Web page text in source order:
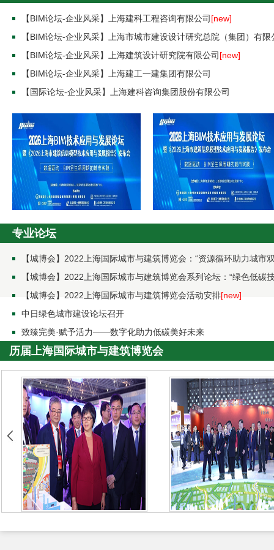
【BIM论坛-企业风采】上海建科工程咨询有限公司 [new]
【BIM论坛-企业风采】上海市城市建设设计研究总院（集团）有限
【BIM论坛-企业风采】上海建筑设计研究院有限公司 [new]
【BIM论坛-企业风采】上海建工一建集团有限公司
【国际论坛-企业风采】上海建科咨询集团股份有限公司
专业论坛
【城博会】2022上海国际城市与建筑博览会：“资源循环助力城市
【城博会】2022上海国际城市与建筑博览会系列论坛：“绿色低碳
【城博会】2022上海国际城市与建筑博览会活动安排[new]
中日绿色城市建设论坛召开
致臻完美·赋予活力——数字化助力低碳美好未来
历届上海国际城市与建筑博览会